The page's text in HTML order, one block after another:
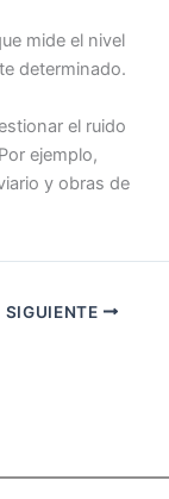
mide el nivel
determinado.
el ruido
ejemplo,
y obras de
SIGUIENTE